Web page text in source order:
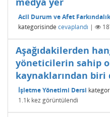
Acil Durum ve Afet
kategorisinde cevaplandı |
Aşağıdakilerden
yöneticilerin sahip
kaynaklarından biri
İşletme Yönetimi Dersi
1.1k kez görüntülendi